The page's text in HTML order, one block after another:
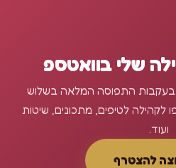
שלי בוואטספ
התפוסה המלאה בשלוש
לקהילה לטיפים, מתכונים, שיטות
ועוד.
להצטרף